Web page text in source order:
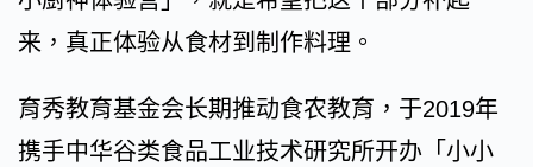
来，真正体验从食材到制作料理。
育秀教育基金会长期推动食农教育，于2019年
携手中华谷类食品工业技术研究所开办「小小